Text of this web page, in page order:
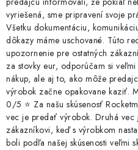
vyriešená, sme pripravení svoje
Všetku dokumentáciu,
dôkazy máme uschované. Túto
upozornenie pre ostatných
za stovky eur, odporúčam si
nákup, ale aj to, ako môže
výrobok začne opakovane kaziť.
0/5 ⭐ Za našu skúsenosť
vec je predať výrobok. Druhá
zákazníkovi, keď s výrobkom
boli podľa našej skúsenosti veľmi